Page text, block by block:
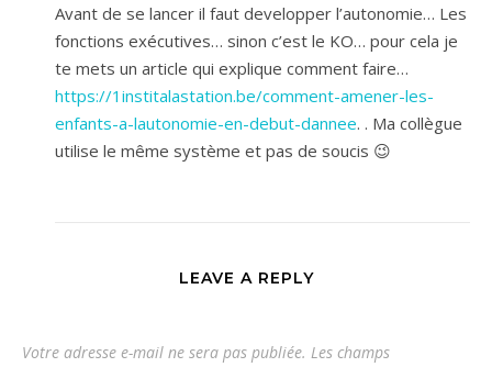
Avant de se lancer il faut developper l’autonomie… Les
fonctions exécutives… sinon c’est le KO… pour cela je
te mets un article qui explique comment faire…
https://1institalastation.be/comment-amener-les-
enfants-a-lautonomie-en-debut-dannee. . Ma collègue
utilise le même système et pas de soucis 😉
LEAVE A REPLY
Votre adresse e-mail ne sera pas publiée. Les champs